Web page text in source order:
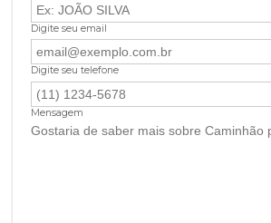
Digite seu email
Digite seu telefone
Mensagem